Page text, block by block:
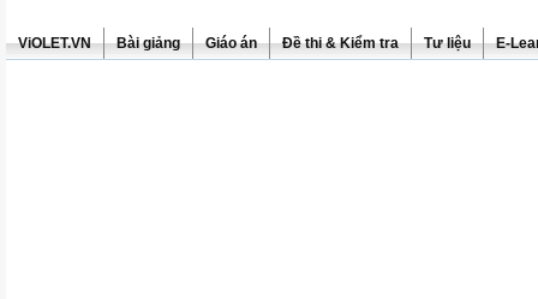
ViOLET.VN Bài giảng Giáo án Đề thi & Kiểm tra Tư liệu E-